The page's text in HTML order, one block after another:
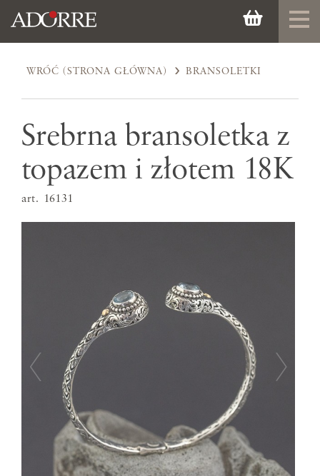
WRÓĆ (STRONA GŁÓWNA) BRANSOLETKI
Srebrna bransoletka z
topazem i złotem 18K
art. 16131